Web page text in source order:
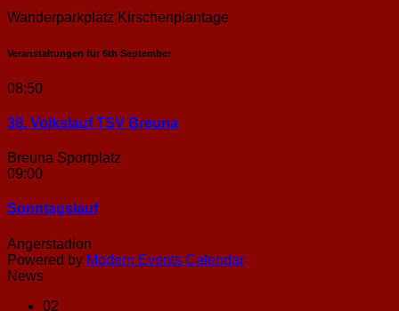
Wanderparkplatz Kirschenplantage
Veranstaltungen für 6th September
08:50
38. Volkslauf TSV Breuna
Breuna Sportplatz
09:00
Sonntags­lauf
Angerstadion
Powered by Modern Events Calendar
News
02